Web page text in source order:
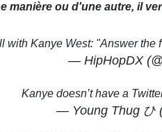
manière ou d'une autre, il
with Kanye West: "Answer the
— HipHopDX
Kanye doesn’t have a
— Young Thug ひ